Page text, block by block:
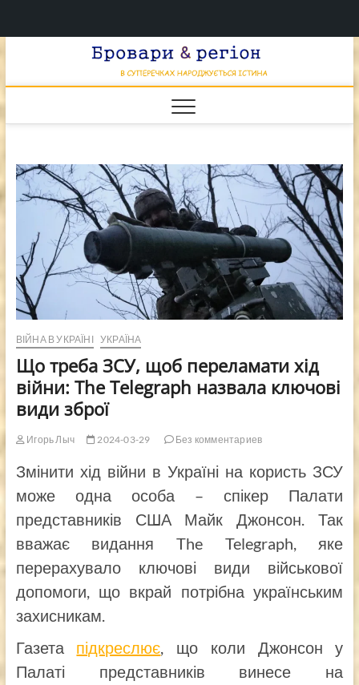
&
НАРОДЖУЄТЬСЯ
ВІЙНА В УКРАЇНІ УКРАЇНА
Що треба ЗСУ, щоб переламати хід
війни: The Telegraph назвала ключові
види зброї
Игорь Лыч 2024-03-29 Без комментариев
Змінити хід війни в Україні на користь ЗСУ
може одна особа – спікер Палати
представників США Майк Джонсон. Так
вважає видання The Telegraph, яке
перерахувало ключові види військової
допомоги, що вкрай потрібна українським
захисникам.
Газета підкреслює, що коли Джонсон у
Палаті представників винесе на